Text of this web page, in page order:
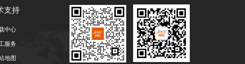
支持
中心
服务
地图